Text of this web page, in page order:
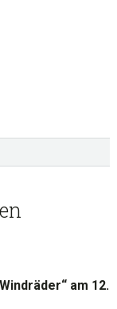
am 12.